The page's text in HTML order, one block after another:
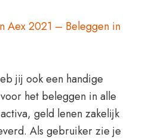
Aex 2021 – Beleggen in
jij ook een handige
het beleggen in alle
geld lenen zakelijk
Als gebruiker zie je